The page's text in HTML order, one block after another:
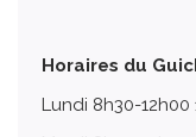
Horaires du
Lundi 8h30-12h00